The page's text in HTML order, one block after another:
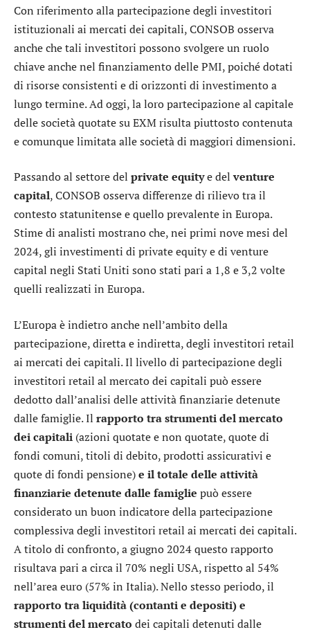
Con riferimento alla partecipazione degli investitori
istituzionali ai mercati dei capitali, CONSOB osserva
anche che tali investitori possono svolgere un ruolo
chiave anche nel finanziamento delle PMI, poiché dotati
di risorse consistenti e di orizzonti di investimento a
lungo termine. Ad oggi, la loro partecipazione al capitale
delle società quotate su EXM risulta piuttosto contenuta
e comunque limitata alle società di maggiori dimensioni.
Passando al settore del private equitye delventure
capital, CONSOB osserva differenze di rilievo tra il
contesto statunitense e quello prevalente in Europa.
Stime di analisti mostrano che, nei primi nove mesi del
2024, gli investimenti di private equity e di venture
capital negli Stati Uniti sono stati pari a 1,8 e 3,2 volte
quelli realizzati in Europa.
L’Europa è indietro anche nell’ambito della
partecipazione, diretta e indiretta, degli investitori retail
ai mercati dei capitali. Il livello di partecipazione degli
investitori retail al mercato dei capitali può essere
dedotto dall’analisi delle attività finanziarie detenute
dalle famiglie. Il rapporto tra strumenti del mercato
dei capitali (azioni quotate e non quotate, quote di
fondi comuni, titoli di debito, prodotti assicurativi e
quote di fondi pensione)e il totale delle attività
finanziarie detenute dalle famiglie può essere
considerato un buon indicatore della partecipazione
complessiva degli investitori retail ai mercati dei capitali.
A titolo di confronto, a giugno 2024 questo rapporto
risultava pari a circa il 70% negli USA, rispetto al 54%
nell’area euro (57% in Italia). Nello stesso periodo, il
rapporto tra liquidità (contanti e depositi) e
strumenti del mercato dei capitali detenuti dalle